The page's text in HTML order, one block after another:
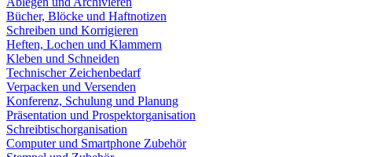
Bücher, Blöcke und Haftnotizen
Schreiben und Korrigieren
Heften, Lochen und Klammern
Kleben und Schneiden
Technischer Zeichenbedarf
Verpacken und Versenden
Konferenz, Schulung und Planung
Präsentation und Prospektorganisation
Schreibtischorganisation
Computer und Smartphone Zubehör